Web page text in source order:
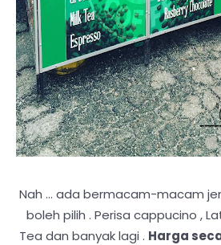
Nah ... ada bermacam-macam
boleh pilih . Perisa cappucino ,
Tea dan banyak lagi . Harga